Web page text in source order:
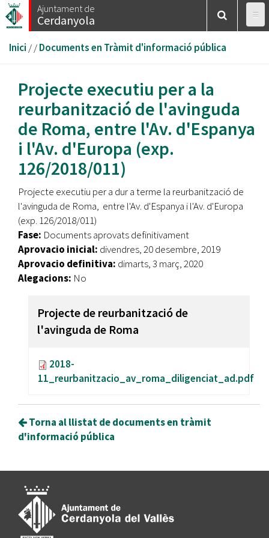
Vés
al
Ajuntament de
Cerdanyola
Esteu
aquí
Inici //Documents en Tràmit d'informació pública
Projecte executiu per a la
reurbanització de l'avinguda
de Roma, entre l'Av. d'Espanya
i l'Av. d'Europa (exp.
126/2018/011)
Projecte executiu per a dur a terme la reurbanització de
l'avinguda de Roma, entre l'Av. d'Espanya i l'Av. d'Europa
(exp. 126/2018/011)
Fase: Documents aprovats definitivament
Aprovacio inicial: divendres, 20 desembre, 2019
Aprovacio definitiva: dimarts, 3 març, 2020
Alegacions: No
Projecte de reurbanització de
l'avinguda de Roma
2018-
11_reurbanitzacio_av_roma_diligenciat_ad.pdf
Torna al llistat de documents en tràmit
d'informació pública